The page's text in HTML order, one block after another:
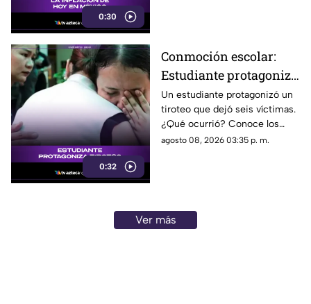
0:30
0:32
Conmoción escolar:
Estudiante protagoniza
t1r0t30 con seis
víctimas
Un estudiante protagonizó un
tiroteo que dejó seis víctimas.
¿Qué ocurrió? Conoce los
detalles de esta tragedia.
agosto 08, 2026 03:35 p. m.
Ver más